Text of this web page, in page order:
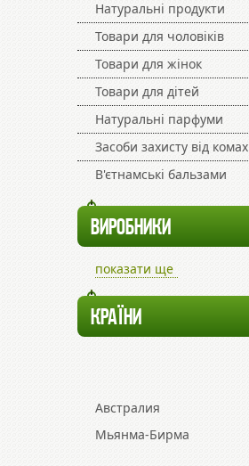
Натуральні продукти
Товари для чоловіків
Товари для жінок
Товари для дітей
Натуральні парфуми
Засоби захисту від комах
В'єтнамські бальзами
ВИРОБНИКИ
показати ще
КРАЇНИ
Австралия
Мьянма-Бирма